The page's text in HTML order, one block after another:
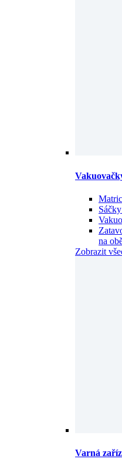
na
Zobrazit
Varná